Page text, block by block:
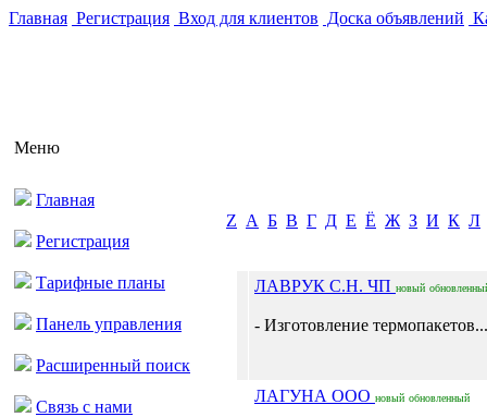
Главная Регистрация Вход для клиентов Доска объявлений
Меню
Главная
Регистрация
Тарифные планы
Панель управления
Расширенный поиск
Связь с нами
Z А Б В Г Д Е Ё Ж З И К Л
ЛАВРУК С.Н. ЧП новый
- Изготовление термопакетов...
ЛАГУНА ООО новый обновленный